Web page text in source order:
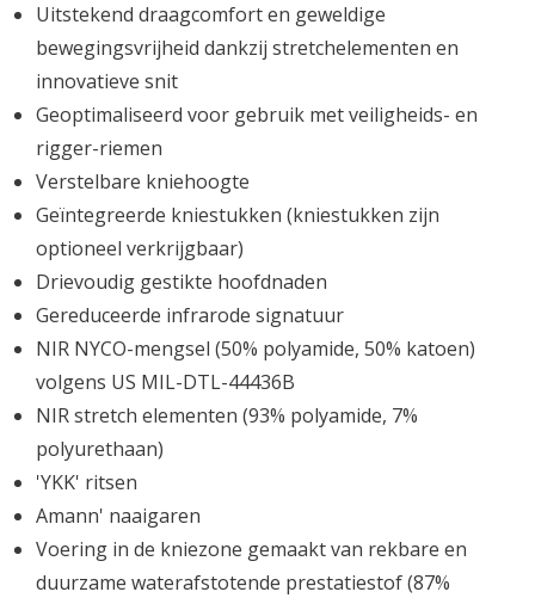
Uitstekend draagcomfort en geweldige
bewegingsvrijheid dankzij stretchelementen en
innovatieve snit
Geoptimaliseerd voor gebruik met veiligheids- en
rigger-riemen
Verstelbare kniehoogte
Geïntegreerde kniestukken (kniestukken zijn
optioneel verkrijgbaar)
Drievoudig gestikte hoofdnaden
Gereduceerde infrarode signatuur
NIR NYCO-mengsel (50% polyamide, 50% katoen)
volgens US MIL-DTL-44436B
NIR stretch elementen (93% polyamide, 7%
polyurethaan)
'YKK' ritsen
Amann' naaigaren
Voering in de kniezone gemaakt van rekbare en
duurzame waterafstotende prestatiestof (87%